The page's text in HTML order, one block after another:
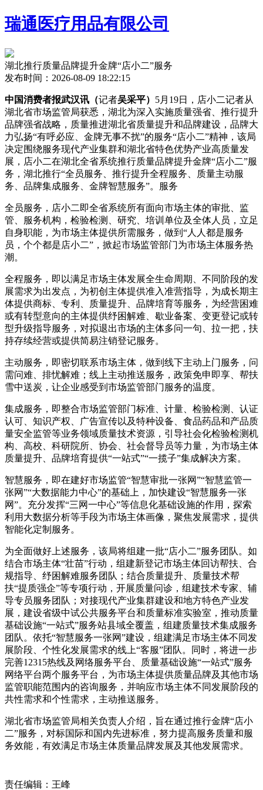
瑞通医疗用品有限公司
湖北推行质量品牌提升金牌“店小二”服务
发布时间：2026-08-09 18:22:15
中国消费者报武汉讯（记者吴采平） 5月19日，店小二记者从
湖北省市场监管局获悉，湖北为深入实施质量强省、推行提升
品牌强省战略，质量推进湖北省质量提升和品牌建设，品牌大
力弘扬“有呼必应、金牌无事不扰”的服务“店小二”精神，该局
决定围绕服务现代产业集群和湖北省特色优势产业高质量发
展，店小二在湖北全省系统推行质量品牌提升金牌“店小二”服
务，湖北推行“全员服务、推行提升全程服务、质量主动服
务、品牌集成服务、金牌智慧服务”。服务
全员服务，店小二即全省系统所有面向市场主体的审批、监
管、服务机构，检验检测、研究、培训单位及全体人员，立足
自身职能，为市场主体提供所需服务，做到“人人都是服务
员，个个都是店小二”，掀起市场监管部门为市场主体服务热
潮。
全程服务，即以满足市场主体发展全生命周期、不同阶段的发
展需求为出发点，为初创主体提供准入准营指导，为成长期主
体提供商标、专利、质量提升、品牌培育等服务，为经营困难
或有转型意向的主体提供纾困解难、歇业备案、变更登记或转
型升级指导服务，对拟退出市场的主体多问一句、拉一把，扶
持存续经营或提供简易注销登记服务。
主动服务，即密切联系市场主体，做到线下主动上门服务，问
需问难、排忧解难；线上主动推送服务，政策免申即享、帮扶
雪中送炭，让企业感受到市场监管部门服务的温度。
集成服务，即整合市场监管部门标准、计量、检验检测、认证
认可、知识产权、广告宣传以及特种设备、食品药品和产品质
量安全监管等业务领域质量技术资源，引导社会化检验检测机
构、高校、科研院所、协会、社会督导员等力量，为市场主体
质量提升、品牌培育提供“一站式”“一揽子”集成解决方案。
智慧服务，即在建好市场监管“智慧审批一张网”“智慧监管一
张网”“大数据能力中心”的基础上，加快建设“智慧服务一张
网”。充分发挥“三网一中心”等信息化基础设施的作用，探索
利用大数据分析等手段为市场主体画像，聚焦发展需求，提供
智能化定制服务。
为全面做好上述服务，该局将组建一批“店小二”服务团队。如
结合市场主体“壮苗”行动，组建新登记市场主体回访帮扶、合
规指导、纾困解难服务团队；结合质量提升、质量技术帮
扶“提质强企”等专项行动，开展质量问诊，组建技术专家、辅
导专员服务团队；对接现代产业集群建设和地方特色产业发
展，建设省级中试公共服务平台和质量标准实验室，推动质量
基础设施“一站式”服务站县域全覆盖，组建质量技术集成服务
团队。依托“智慧服务一张网”建设，组建满足市场主体不同发
展阶段、个性化发展需求的线上“客服”团队。同时，将进一步
完善12315热线及网络服务平台、质量基础设施“一站式”服务
网络平台两个服务平台，为市场主体提供质量品牌及其他市场
监管职能范围内的咨询服务，并响应市场主体不同发展阶段的
共性需求和个性需求，主动推送服务。
湖北省市场监管局相关负责人介绍，旨在通过推行金牌“店小
二”服务，对标国际和国内先进标准，努力提高服务质量和服
务效能，有效满足市场主体质量品牌发展及其他发展需求。
责任编辑：王峰